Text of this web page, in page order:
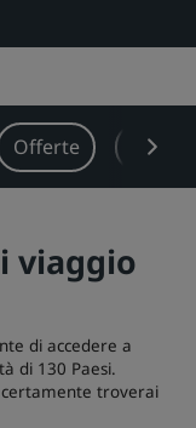
& Suites
Offerte
viaggio
di accedere a
di 130 Paesi.
certamente troverai